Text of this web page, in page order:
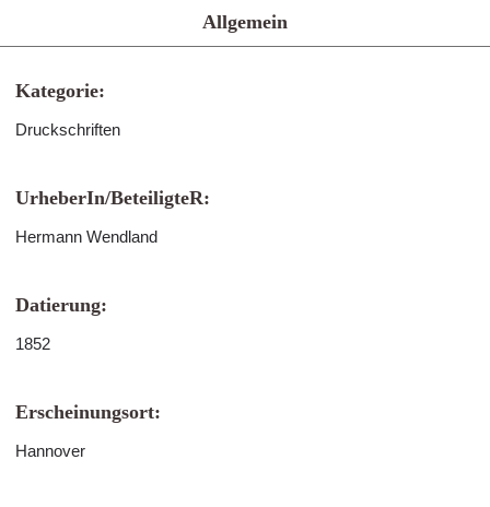
Allgemein
Kategorie:
Druckschriften
UrheberIn/BeteiligteR:
Hermann Wendland
Datierung:
1852
Erscheinungsort:
Hannover